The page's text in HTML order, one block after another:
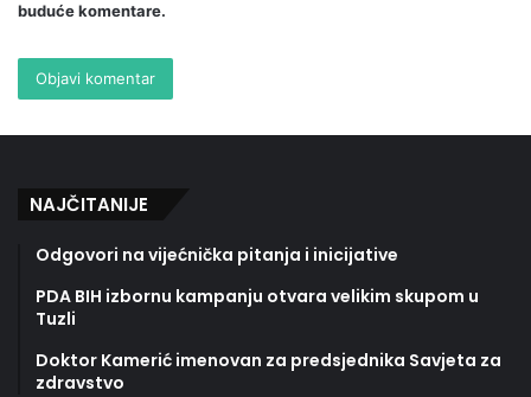
buduće komentare.
NAJČITANIJE
Odgovori na vijećnička pitanja i inicijative
PDA BIH izbornu kampanju otvara velikim skupom u
Tuzli
Doktor Kamerić imenovan za predsjednika Savjeta za
zdravstvo